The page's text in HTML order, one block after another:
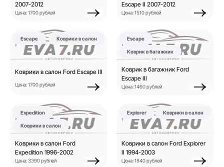
2007-2012
Цена: 1700 рублей
Escape II 2007-2012
Цена: 1510 рублей
Escape Коврики в салон
Коврики в салон Ford Escape III
Цена: 1700 рублей
Escape
Коврик в багажник
Коврик в багажник Ford
Escape III
Цена: 1460 рублей
Expedition
Коврики в салон
Коврики в салон Ford
Expedition 1996-2002
Цена: 3390 рублей
Explorer Коврики в салон
Коврики в салон Ford Explorer
II 1994-2003
Цена: 1840 рублей